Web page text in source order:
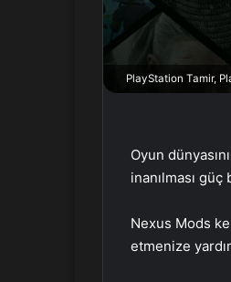
PlayStation Tamir,
Oyun
inanılması
Nexus Mods
etmenize